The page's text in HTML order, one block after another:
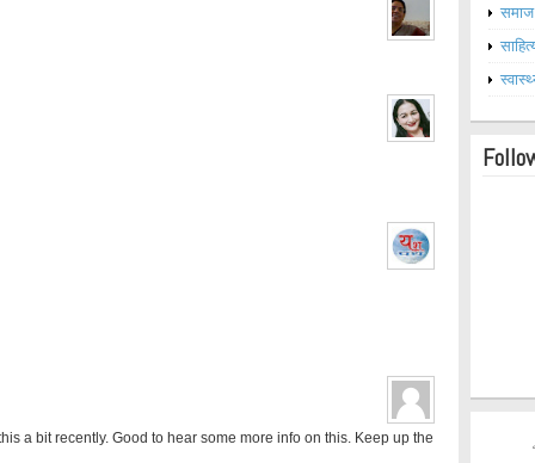
a bit recently. Good to hear some more info on this. Keep up the
समाज